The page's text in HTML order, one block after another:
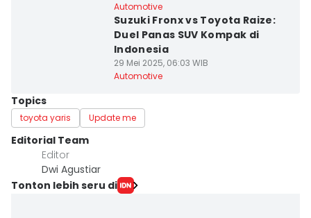
Automotive
Suzuki Fronx vs Toyota Raize:
Duel Panas SUV Kompak di
Indonesia
29 Mei 2025, 06:03 WIB
Automotive
Topics
toyota yaris Update me
Editorial Team
Editor
Dwi Agustiar
Tonton lebih seru di